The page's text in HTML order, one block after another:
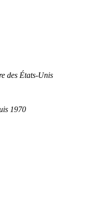
des États-Unis
1970